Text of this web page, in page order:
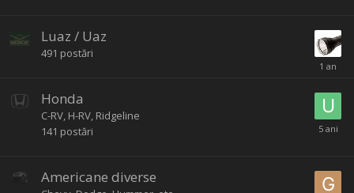
Luaz / Uaz
491 postări
Honda
C-RV, H-RV, Ridgeline
141 postări
Americane diverse